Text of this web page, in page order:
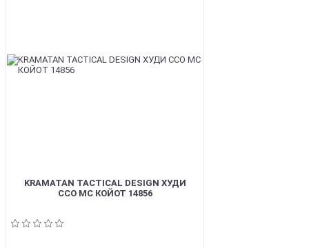
KRAMATAN TACTICAL DESIGN ХУДИ
ССО МС КОЙОТ 14856